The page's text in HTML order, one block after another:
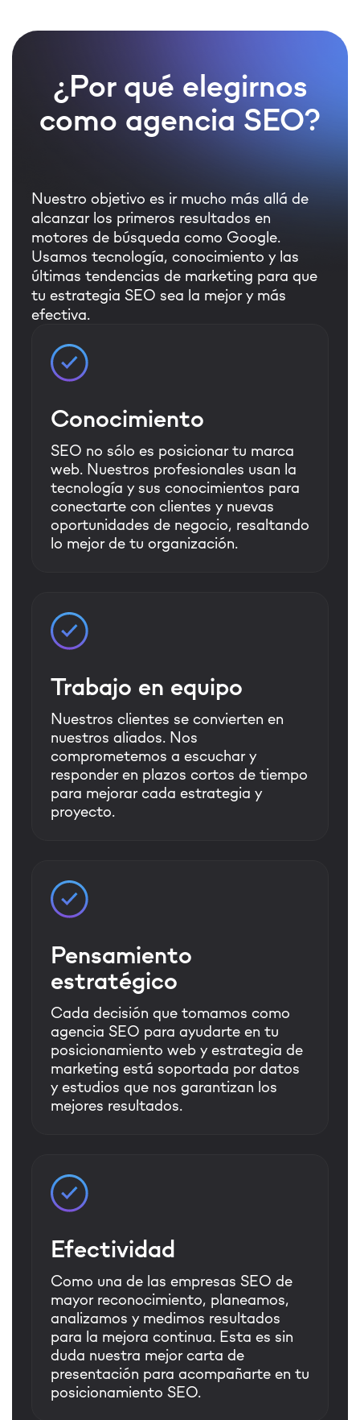
¿Por qué elegirnos
como agencia SEO?
Nuestro objetivo es ir mucho más allá de
alcanzar los primeros resultados en
motores de búsqueda como Google.
Usamos tecnología, conocimiento y las
últimas tendencias de marketing para que
tu estrategia SEO sea la mejor y más
efectiva.
Conocimiento
SEO no sólo es posicionar tu marca
web. Nuestros profesionales usan la
tecnología y sus conocimientos para
conectarte con clientes y nuevas
oportunidades de negocio, resaltando
lo mejor de tu organización.
Trabajo en equipo
Nuestros clientes se convierten en
nuestros aliados. Nos
comprometemos a escuchar y
responder en plazos cortos de tiempo
para mejorar cada estrategia y
proyecto.
Pensamiento
estratégico
Cada decisión que tomamos como
agencia SEO para ayudarte en tu
posicionamiento web y estrategia de
marketing está soportada por datos
y estudios que nos garantizan los
mejores resultados.
Efectividad
Como una de las empresas SEO de
mayor reconocimiento, planeamos,
analizamos y medimos resultados
para la mejora continua. Esta es sin
duda nuestra mejor carta de
presentación para acompañarte en tu
posicionamiento SEO.